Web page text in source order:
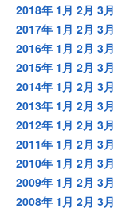
2018年 1月 2月 3月
2017年 1月 2月 3月
2016年 1月 2月 3月
2015年 1月 2月 3月
2014年 1月 2月 3月
2013年 1月 2月 3月
2012年 1月 2月 3月
2011年 1月 2月 3月
2010年 1月 2月 3月
2009年 1月 2月 3月
2008年 1月 2月 3月